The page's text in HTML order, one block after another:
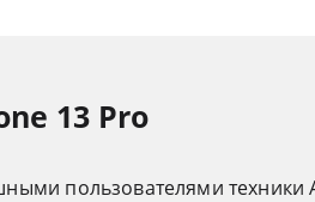
13 Pro
пользователями техники